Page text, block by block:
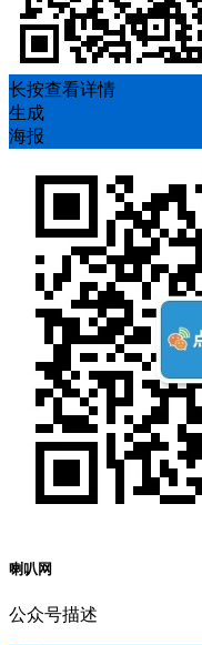
长按查看详情
生成
海报
喇叭网
公众号描述